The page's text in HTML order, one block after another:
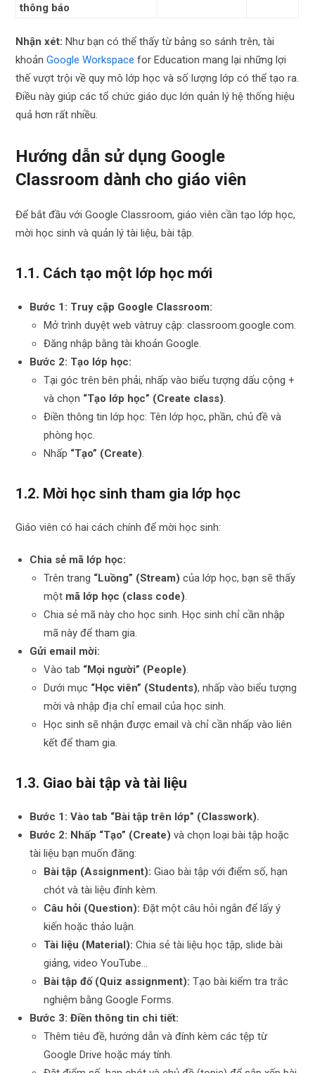
thông báo
Nhận xét: Như bạn có thể thấy từ bảng so sánh trên, tài
khoảnGoogle Workspace for Education mang lại những lợi
thế vượt trội về quy mô lớp học và số lượng lớp có thể tạo ra.
Điều này giúp các tổ chức giáo dục lớn quản lý hệ thống hiệu
quả hơn rất nhiều.
Hướng dẫn sử dụng Google
Classroom dành cho giáo viên
Để bắt đầu với Google Classroom, giáo viên cần tạo lớp học,
mời học sinh và quản lý tài liệu, bài tập.
1.1. Cách tạo một lớp học mới
Bước 1: Truy cập Google Classroom:
Mở trình duyệt web vàtruy cập: classroom.google.com.
Đăng nhập bằng tài khoản Google.
Bước 2: Tạo lớp học:
Tại góc trên bên phải, nhấp vào biểu tượng dấu cộng+
và chọn “Tạo lớp học” (Create class).
Điền thông tin lớp học: Tên lớp học, phần, chủ đề và
phòng học.
Nhấp “Tạo” (Create).
1.2. Mời học sinh tham gia lớp học
Giáo viên có hai cách chính để mời học sinh:
Chia sẻ mã lớp học:
Trên trang “Luồng” (Stream) của lớp học, bạn sẽ thấy
một mã lớp học (class code).
Chia sẻ mã này cho học sinh. Học sinh chỉ cần nhập
mã này để tham gia.
Gửi email mời:
Vào tab “Mọi người” (People).
Dưới mục “Học viên” (Students), nhấp vào biểu tượng
mời và nhập địa chỉ email của học sinh.
Học sinh sẽ nhận được email và chỉ cần nhấp vào liên
kết để tham gia.
1.3. Giao bài tập và tài liệu
Bước 1: Vào tab “Bài tập trên lớp” (Classwork).
Bước 2: Nhấp “Tạo” (Create) và chọn loại bài tập hoặc
tài liệu bạn muốn đăng:
Bài tập (Assignment): Giao bài tập với điểm số, hạn
chót và tài liệu đính kèm.
Câu hỏi (Question): Đặt một câu hỏi ngắn để lấy ý
kiến hoặc thảo luận.
Tài liệu (Material): Chia sẻ tài liệu học tập, slide bài
giảng, video YouTube…
Bài tập đố (Quiz assignment): Tạo bài kiểm tra trắc
nghiệm bằng Google Forms.
Bước 3: Điền thông tin chi tiết:
Thêm tiêu đề, hướng dẫn và đính kèm các tệp từ
Google Drive hoặc máy tính.